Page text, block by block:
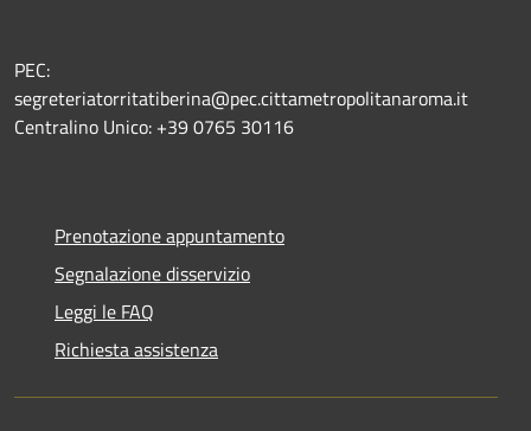
PEC:
segreteriatorritatiberina@pec.cittametropolitanaroma.it
Centralino Unico: +39 0765 30116
Prenotazione appuntamento
Segnalazione disservizio
Leggi le FAQ
Richiesta assistenza